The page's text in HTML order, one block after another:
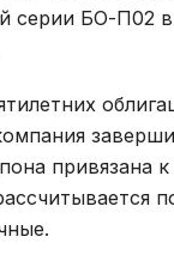
серии БО-П02
привязана